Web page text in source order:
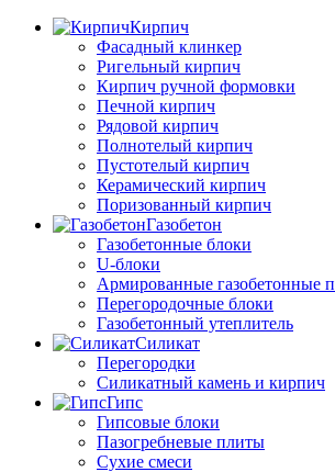
Кирпич
Фасадный клинкер
Ригельный кирпич
Кирпич ручной формовки
Печной кирпич
Рядовой кирпич
Полнотелый кирпич
Пустотелый кирпич
Керамический кирпич
Поризованный кирпич
Газобетон
Газобетонные блоки
U-блоки
Армированные газобетонные
Перегородочные блоки
Газобетонный утеплитель
Силикат
Перегородки
Силикатный камень и кирпич
Гипс
Гипсовые блоки
Пазогребневые плиты
Сухие смеси